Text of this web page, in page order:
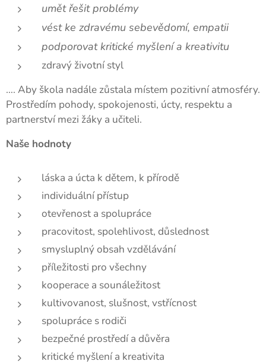
umět řešit problémy
vést ke zdravému sebevědomí, empatii
podporovat kritické myšlení a kreativitu
zdravý životní styl
…. Aby škola nadále zůstala místem pozitivní atmosféry.
Prostředím pohody, spokojenosti, úcty, respektu a
partnerství mezi žáky a učiteli.
Naše hodnoty
láska a úcta k dětem, k přírodě
individuální přístup
otevřenost a spolupráce
pracovitost, spolehlivost, důslednost
smysluplný obsah vzdělávání
příležitosti pro všechny
kooperace a sounáležitost
kultivovanost, slušnost, vstřícnost
spolupráce s rodiči
bezpečné prostředí a důvěra
kritické myšlení a kreativita